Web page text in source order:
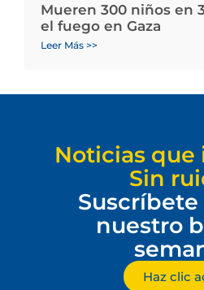
Mueren 300 niños en
el fuego en Gaza
Leer Más >>
Noticias que
Sin
Suscríbete
nuestro
Haz clic